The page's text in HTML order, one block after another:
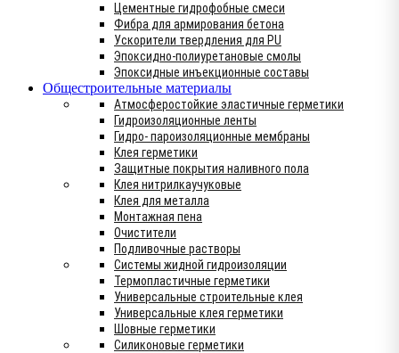
Цементные гидрофобные смеси
Фибра для армирования бетона
Ускорители твердления для PU
Эпоксидно-полиуретановые смолы
Эпоксидные инъекционные составы
Общестроительные материалы
Атмосферостойкие эластичные герметики
Гидроизоляционные ленты
Гидро- пароизоляционные мембраны
Клея герметики
Защитные покрытия наливного пола
Клея нитрилкаучуковые
Клея для металла
Монтажная пена
Очистители
Подливочные растворы
Системы жидной гидроизоляции
Термопластичные герметики
Универсальные строительные клея
Универсальные клея герметики
Шовные герметики
Силиконовые герметики